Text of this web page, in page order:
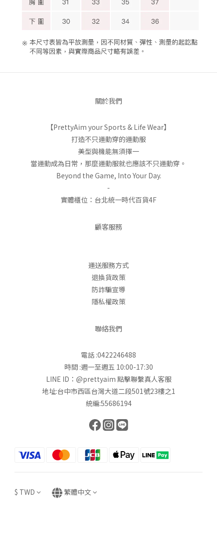
關於我們
【PrettyAim your Sports & Life Wear】
打造不只運動穿的運動服
美型與機能無須擇一
當運動成為日常，那麼運動服就也應該不只運動穿。
Beyond the Game, Into Your Day.
-
實體櫃位：台北統一時代百貨4F
顧客服務
運送服務方式
退換貨政策
防詐騙宣導
隱私權政策
聯絡我們
電話 :0422246488
時間 :週一至週五 10:00-17:30
LINE ID：@prettyaim 點擊聯繫真人客服
地址:台中市西區台灣大道二段501號23樓之1
統編:55686194
$ TWD 繁體中文